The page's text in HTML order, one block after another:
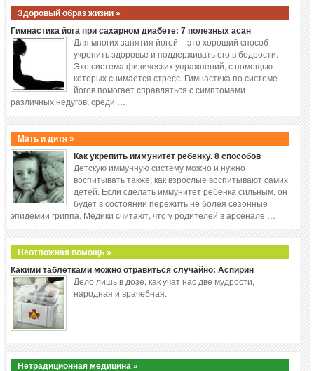
Здоровый образ жизни »
Гимнастика йога при сахарном диабете: 7 полезных асан
Для многих занятия йогой – это хороший способ
укрепить здоровье и поддерживать его в бодрости.
Это система физических упражнений, с помощью
которых снимается стресс. Гимнастика по системе
йогов помогает справляться с симптомами
различных недугов, среди …
Мать и дитя »
Как укрепить иммунитет ребенку. 8 способов
Детскую иммунную систему можно и нужно
воспитывать также, как взрослые воспитывают самих
детей. Если сделать иммунитет ребенка сильным, он
будет в состоянии пережить не болея сезонные
эпидемии гриппа. Медики считают, что у родителей в арсенале …
Неотложная помощь »
Какими таблетками можно отравиться случайно: Аспирин
Дело лишь в дозе, как учат нас две мудрости,
народная и врачебная.
Нетрадиционная медицина »